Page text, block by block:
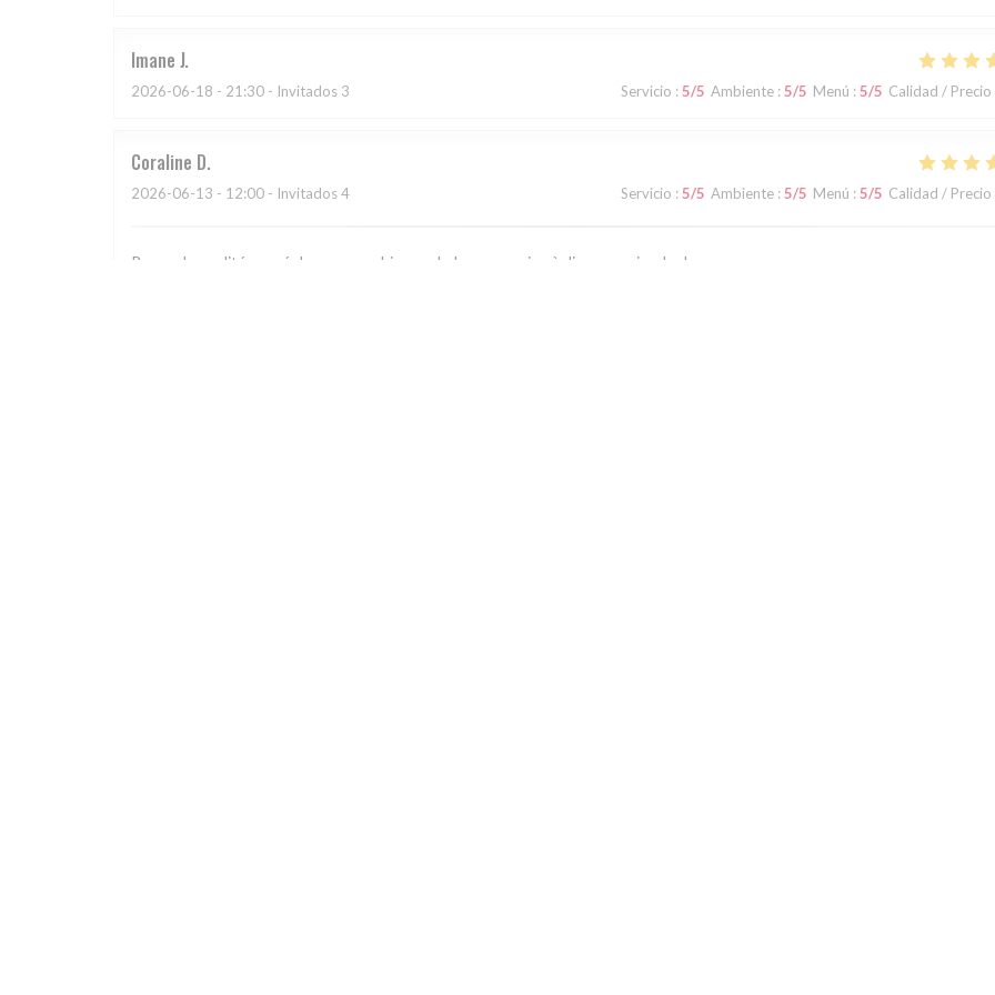
Imane J
2026-06-18 - 21:30 - Invitados 3 Servicio : 5/5 Ambiente : 5/5 Menú : 5/5 Calidad / Precio
Coraline D
2026-06-13 - 12:00 - Invitados 4 Servicio : 5/5 Ambiente : 5/5 Menú : 5/5 Calidad / Precio
Repas de qualité passé dans une ambiance chaleureuse. rien à dire on reviendra !